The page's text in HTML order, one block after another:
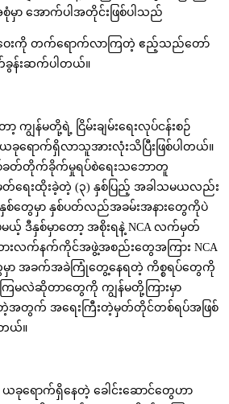
ာ အောက်ပါအတိုင်းဖြစ်ပါသည်
ေးကို တက်ရောက်လာကြတဲ့ ဧည့်သည်တော်
ခွန်းဆက်ပါတယ်။
ျွန်မတို့ရဲ့ ငြိမ်းချမ်းရေးလုပ်ငန်းစဉ်
ခုရောက်ရှိလာသူအားလုံးသိပြီးဖြစ်ပါတယ်။
ခတ်တိုက်ခိုက်မှုရပ်စဲရေးသဘောတူ
တ်ရေးထိုးခဲ့တဲ့ (၃) နှစ်ပြည့် အခါသမယလည်း
တဲ့နှစ်တွေမှာ နှစ်ပတ်လည်အခမ်းအနားတွေကိုပဲ
မယ့် ဒီနှစ်မှာတော့ အစိုးရနဲ့ NCA လက်မှတ်
ားလက်နက်ကိုင်အဖွဲ့အစည်းတွေအကြား NCA
ာ အခက်အခဲကြုံတွေ့နေရတဲ့ ကိစ္စရပ်တွေကို
ကြမလဲဆိုတာတွေကို ကျွန်မတို့ကြားမှာ
စ်တဲ့အတွက် အရေးကြီးတဲ့မှတ်တိုင်တစ်ရပ်အဖြစ်
တယ်။
ခုရောက်ရှိနေတဲ့ ခေါင်းဆောင်တွေဟာ